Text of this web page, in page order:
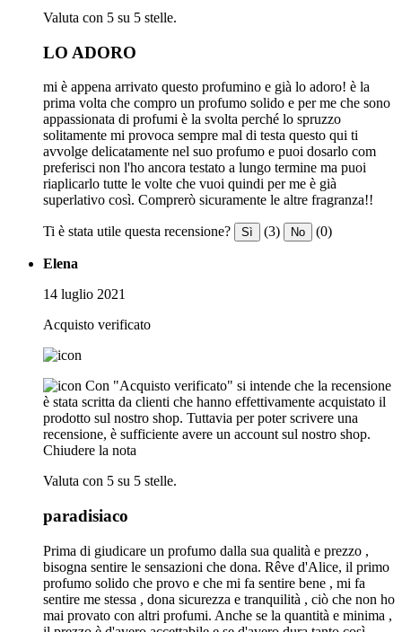
Valuta con 5 su 5 stelle.
LO ADORO
mi è appena arrivato questo profumino e già lo adoro! è la
prima volta che compro un profumo solido e per me che sono
appassionata di profumi è la svolta perché lo spruzzo
solitamente mi provoca sempre mal di testa questo qui ti
avvolge delicatamente nel suo profumo e puoi dosarlo com
preferisci non l'ho ancora testato a lungo termine ma puoi
riaplicarlo tutte le volte che vuoi quindi per me è già
superlativo così. Comprerò sicuramente le altre fragranza!!
Ti è stata utile questa recensione? Sì (3) No (0)
Elena
14 luglio 2021
Acquisto verificato
Con "Acquisto verificato" si intende che la recensione
è stata scritta da clienti che hanno effettivamente acquistato il
prodotto sul nostro shop. Tuttavia per poter scrivere una
recensione, è sufficiente avere un account sul nostro shop.
Chiudere la nota
Valuta con 5 su 5 stelle.
paradisiaco
Prima di giudicare un profumo dalla sua qualità e prezzo ,
bisogna sentire le sensazioni che dona. Rêve d'Alice, il primo
profumo solido che provo e che mi fa sentire bene , mi fa
sentire me stessa , dona sicurezza e tranquilità , ciò che non ho
mai provato con altri profumi. Anche se la quantità e minima ,